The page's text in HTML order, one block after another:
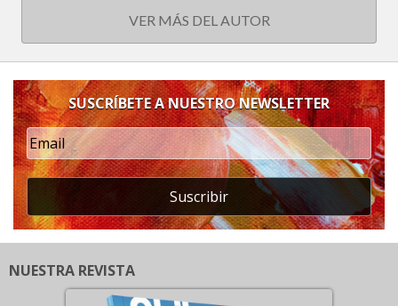
VER MÁS DEL AUTOR
SUSCRÍBETE A NUESTRO NEWSLETTER
Suscribir
NUESTRA REVISTA